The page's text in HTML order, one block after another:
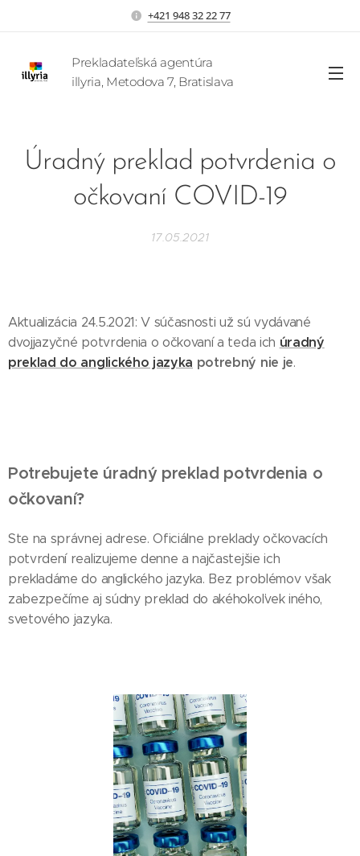
+421 948 32 22 77
Prekladateľská agentúra
illyria, Metodova 7, Bratislava
Úradný preklad potvrdenia o
očkovaní COVID-19
17.05.2021
Aktualizácia 24.5.2021: V súčasnosti už sú vydávané
dvojjazyčné potvrdenia o očkovaní a teda ich úradný
preklad do anglického jazyka potrebný nie je.
Potrebujete úradný preklad potvrdenia o
očkovaní?
Ste na správnej adrese. Oficiálne preklady očkovacích
potvrdení realizujeme denne a najčastejšie ich
prekladáme do anglického jazyka. Bez problémov však
zabezpečíme aj súdny preklad do akéhokoľvek iného,
svetového jazyka.